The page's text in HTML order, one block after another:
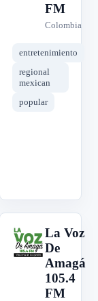
FM
Colombia
entretenimiento
regional
mexican
popular
L
La Voz
De
Amagá
105.4
FM